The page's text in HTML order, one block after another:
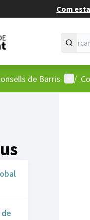
Com
de Barris Menú
/